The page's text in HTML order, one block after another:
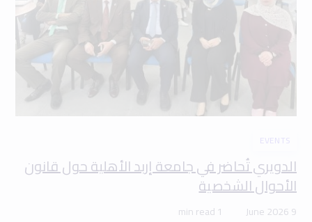
EVENTS
الدويري تُحاضر في جامعة إربد الأهلية حول قانون
الأحوال الشخصية
9 June 2026
1 min read